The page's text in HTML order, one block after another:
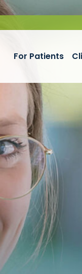
For Patients